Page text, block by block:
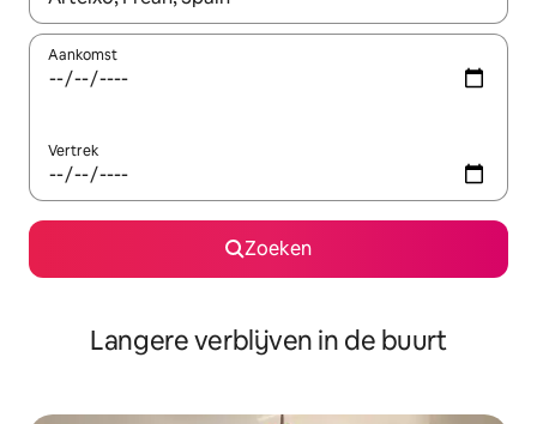
Aankomst
Vertrek
Zoeken
Langere verblijven in de buurt